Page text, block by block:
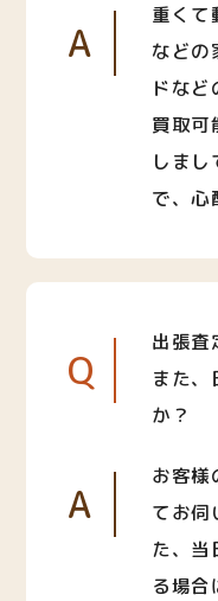
A
重くて
などの
ドな
買取可
しま
で、心
Q
出張査
また
か？
A
お客様
てお伺
た、当
る場